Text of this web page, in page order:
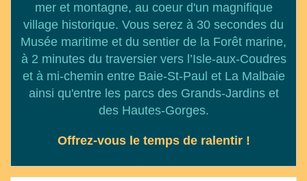
mer et montagne, au coeur d'un magnifique
village historique. Vous serez à 30 secondes du
Musée maritime et du sentier de la Forêt marine,
à 2 minutes du traversier vers l’Isle-aux-Coudres
et à mi-chemin entre Baie-St-Paul et La Malbaie
ainsi qu'entre les parcs des Grands-Jardins et
des Hautes-Gorges.
Offrez-vous le temps de ralentir !